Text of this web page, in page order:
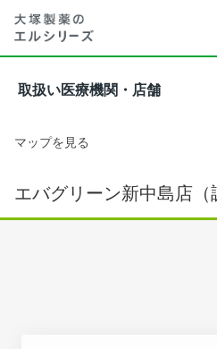
取扱い医療機関・店舗
マップを見る
エバグリーン新中島店（